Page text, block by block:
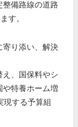
整備路線の道路
す。
寄り添い、解決
え、国保料やシ
や特養ホーム増
現する予算組